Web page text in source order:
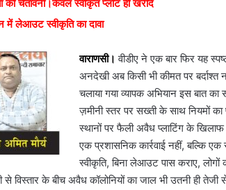
को चेतावनी।केवल स्वीकृत प्लॉट ही खरीदें
में लेआउट स्वीकृति का दावा
वाराणसी। वीडीए ने एक बार फिर यह
अनदेखी अब किसी भी कीमत पर बर्दाश्त
चलाया गया व्यापक अभियान इस बात
ज़मीनी स्तर पर सख्ती के साथ नियमों
स्थानों पर फैली अवैध प्लाटिंग के
एक प्रशासनिक कार्रवाई नहीं, बल्कि
स्वीकृति, बिना लेआउट पास कराए, लोगों
विस्तार के बीच अवैध कॉलोनियों का जाल भी उतनी ही तेजी